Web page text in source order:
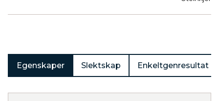
Egenskaper Slektskap Enkeltgenresultat